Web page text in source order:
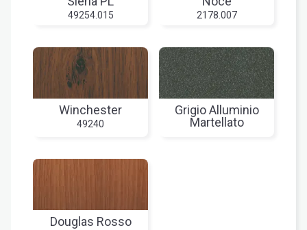
49254.015 2178.007
Winchester
49240
Grigio Alluminio
Martellato
Douglas Rosso